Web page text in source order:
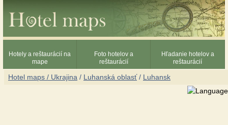
Hotely a reštaurácií na
mape
Foto hotelov a
reštaurácií
Hľadanie hotelov a
reštaurácií
Hotel maps / Ukrajina / Luhanská oblasť/ Luhansk